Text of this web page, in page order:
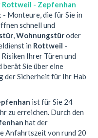
Rottweil - Zepfenhan
- Monteure, die für Sie in
schnell und
,Wohnungstüroder
in Rottweil -
Ihrer Türen und
berät Sie über eine
der Sicherheit für Ihr Hab
ist für Sie 24
zu erreichen. Durch den
hat der
Anfahrtszeit von rund 20